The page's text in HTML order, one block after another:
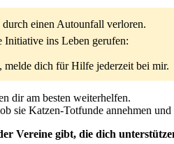
einen Autounfall verloren.
Initiative ins Leben gerufen:
melde dich für Hilfe jederzeit bei mir.
dir am besten weiterhelfen.
sie Katzen-Totfunde annehmen
Vereine gibt, die dich